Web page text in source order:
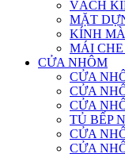
VÁCH
MẶT
KÍNH
MÁI
CỬA NHÔM
CỬA
CỬA
CỬA
TỦ BẾP
CỬA
CỬA